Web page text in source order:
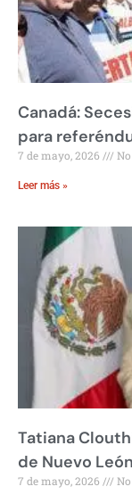
Canadá:
para
7 de mayo, 2026
Leer más »
Tatiana
de Nuevo León
7 de mayo, 2026